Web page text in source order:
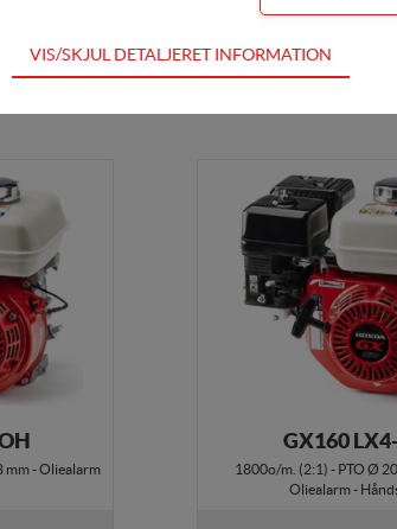
DKK 5.495,00
PTO Ø 3/4" x 58,5
Køb her
mm - Oliealarm
GX160
1800o/m. (2:1) - PTO Ø
Oliealarm -
hjemmesidens grundlæggende funktioner som fx
design, brugervenlighed og effektiviteten af en
hjemmesiden bruges.
indsamler brugerens digitale fodspor på
sig for/søger på for at kunne personalisere
for den enkelte bruger.
indsamler brugerens digitale fodspor på tværs
sig for/søger på for at kunne vise personrettede
VIS/SKJUL DETALJERET INFORMATION